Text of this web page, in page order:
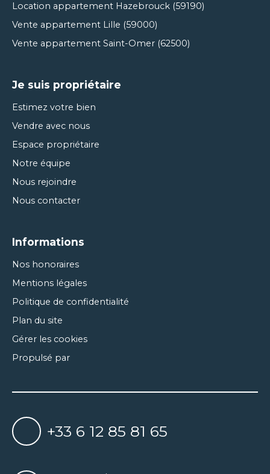
Location appartement Hazebrouck (59190)
Vente appartement Lille (59000)
Vente appartement Saint-Omer (62500)
Je suis propriétaire
Estimez votre bien
Vendre avec nous
Espace propriétaire
Notre équipe
Nous rejoindre
Nous contacter
Informations
Nos honoraires
Mentions légales
Politique de confidentialité
Plan du site
Gérer les cookies
Propulsé par
+33 6 12 85 81 65